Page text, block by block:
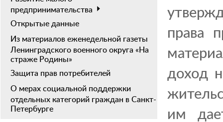
предпринимательства
Открытые данные
Из материалов еженедельной газеты
Ленинградского военного округа «На
страже Родины»
Защита прав потребителей
О мерах социальной поддержки
отдельных категорий граждан в Санкт-
Петербурге
права
доход
им